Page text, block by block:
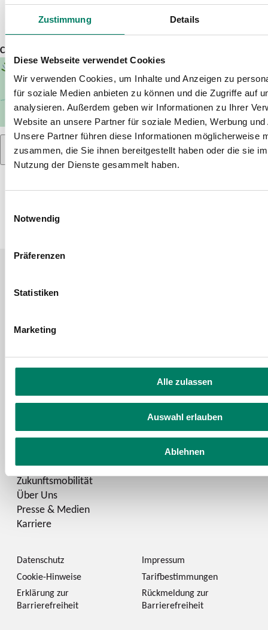
Zustimmung Details
Diese Webseite verwendet Cookies
Wir verwenden Cookies, um Inhalte und Anzeigen zu
für soziale Medien anbieten zu können und die Zugriffe auf
analysieren. Außerdem geben wir Informationen zu Ihrer
Website an unsere Partner für soziale Medien, Werbung
Unsere Partner führen diese Informationen möglicherweise
zusammen, die Sie ihnen bereitgestellt haben oder die sie
Nutzung der Dienste gesammelt haben.
Notwendig
Präferenzen
Statistiken
Marketing
Alle zulassen
Auswahl erlauben
Ablehnen
Eisenbahninfrastrukturunternehmen, Verkehrsverbund)
weitergegeben werden, falls der VRS GmbH die
Beantwortung selbst nicht möglich sein sollte.
Captcha
YouTube
Schlaue Nummer
Zukunftsmobilität
Über Uns
Presse & Medien
Karriere
Datenschutz
Impressum
Cookie-Hinweise
Tarifbestimmungen
Erklärung zur
Barrierefreiheit
Rückmeldung zur
Barrierefreiheit